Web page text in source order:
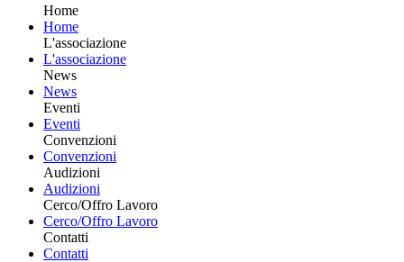
Home
Home
L'associazione
L'associazione
News
News
Eventi
Eventi
Convenzioni
Convenzioni
Audizioni
Audizioni
Cerco/Offro Lavoro
Cerco/Offro Lavoro
Contatti
Contatti